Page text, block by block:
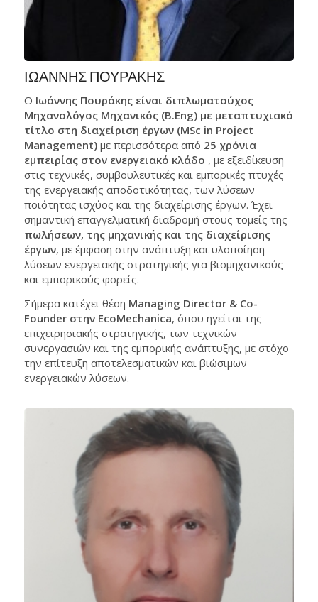
ΙΩΑΝΝΗΣ ΠΟΥΡΑΚΗΣ
Ο Ιωάννης Πουράκης είναι διπλωματούχος
Μηχανολόγος Μηχανικός (B.Eng) με μεταπτυχιακό
τίτλο στη διαχείριση έργων (MSc in Project
Management)με περισσότερα από 25 χρόνια
εμπειρίας στον ενεργειακό κλάδο , με εξειδίκευση
στις τεχνικές, συμβουλευτικές και εμπορικές πτυχές
της ενεργειακής αποδοτικότητας, των λύσεων
ποιότητας ισχύος και της διαχείρισης έργων. Έχει
σημαντική επαγγελματική διαδρομή στους τομείς της
πωλήσεων, της μηχανικής και της διαχείρισης
έργων, με έμφαση στην ανάπτυξη και υλοποίηση
λύσεων ενεργειακής στρατηγικής για βιομηχανικούς
και εμπορικούς φορείς.
Σήμερα κατέχει θέση Managing Director & Co-
Founder στην EcoMechanica, όπου ηγείται της
επιχειρησιακής στρατηγικής, των τεχνικών
συνεργασιών και της εμπορικής ανάπτυξης, με στόχο
την επίτευξη αποτελεσματικών και βιώσιμων
ενεργειακών λύσεων.